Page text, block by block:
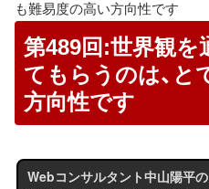
も難易度の高い方向性です
第489回:世界観を
てもらうのは、と
方向性です